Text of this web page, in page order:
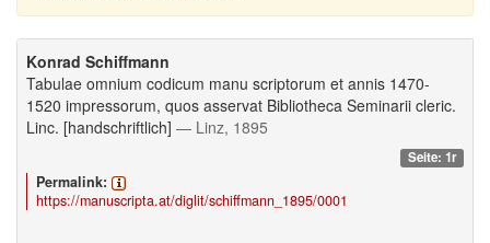
Konrad Schiffmann
Tabulae omnium codicum manu scriptorum et annis 1470-
1520 impressorum, quos asservat Bibliotheca Seminarii cleric.
Linc. [handschriftlich] — Linz, 1895
Seite: 1r
Permalink:
https://manuscripta.at/diglit/schiffmann_1895/0001